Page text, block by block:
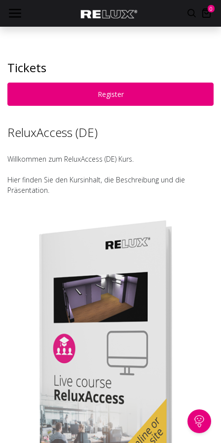
0
Tickets
Register
ReluxAccess (DE)
Willkommen zum ReluxAccess (DE) Kurs.
Hier finden Sie den Kursinhalt, die Beschreibung und die
Präsentation.